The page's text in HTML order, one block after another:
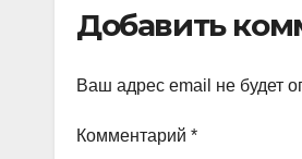
Добавить
Ваш адрес email не будет
Комментарий *